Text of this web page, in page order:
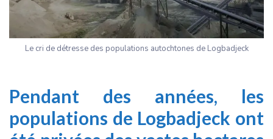
Le cri de détresse des populations autochtones de Logbadjeck
Pendant des années, les
populations de Logbadjeck ont